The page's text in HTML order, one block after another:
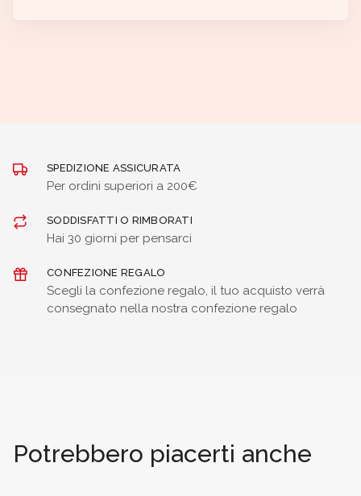
SPEDIZIONE ASSICURATA
Per ordini superiori a 200€
SODDISFATTI O RIMBORATI
Hai 30 giorni per pensarci
CONFEZIONE REGALO
Scegli la confezione regalo, il tuo acquisto verrà
consegnato nella nostra confezione regalo
Potrebbero piacerti anche